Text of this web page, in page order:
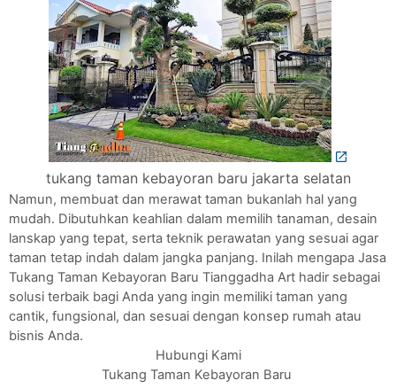
tukang taman kebayoran baru jakarta selatan
Namun, membuat dan merawat taman bukanlah hal yang
mudah. Dibutuhkan keahlian dalam memilih tanaman, desain
lanskap yang tepat, serta teknik perawatan yang sesuai agar
taman tetap indah dalam jangka panjang. Inilah mengapa Jasa
Tukang Taman Kebayoran Baru Tianggadha Art hadir sebagai
solusi terbaik bagi Anda yang ingin memiliki taman yang
cantik, fungsional, dan sesuai dengan konsep rumah atau
bisnis Anda.
Hubungi Kami
Tukang Taman Kebayoran Baru